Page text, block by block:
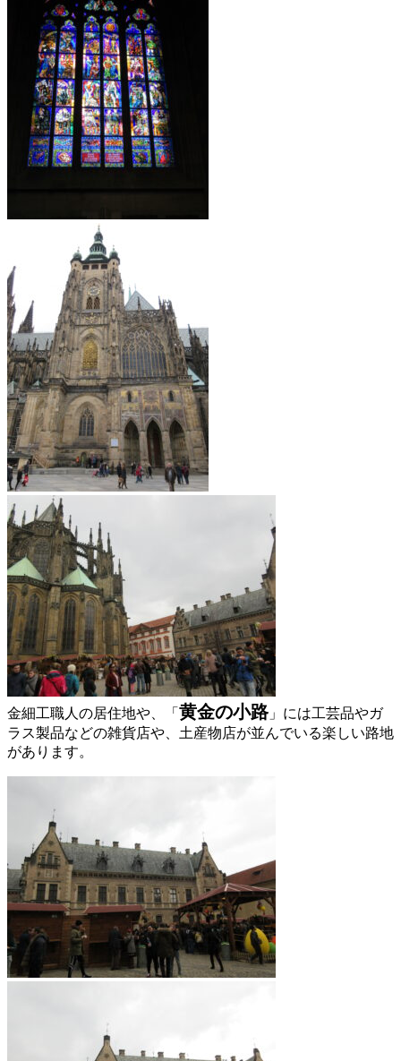
金細工職人の居住地や、「 黄金の小路」には工芸品やガ
ラス製品などの雑貨店や、土産物店が並んでいる楽しい路地
があります。